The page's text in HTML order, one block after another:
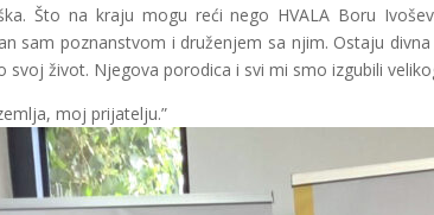
Što na kraju mogu reći nego HVALA Boru
sam poznanstvom i druženjem sa njim. Ostaju
svoj život. Njegova porodica i svi mi smo izgubili
moj prijatelju.”